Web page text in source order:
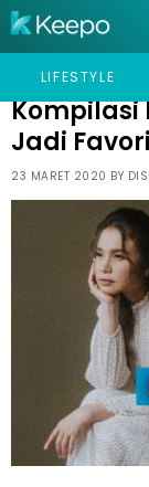
LIFESTYLE
HOME LIFESTYLE
Kompilasi
Jadi
23 MARET 2020 BY